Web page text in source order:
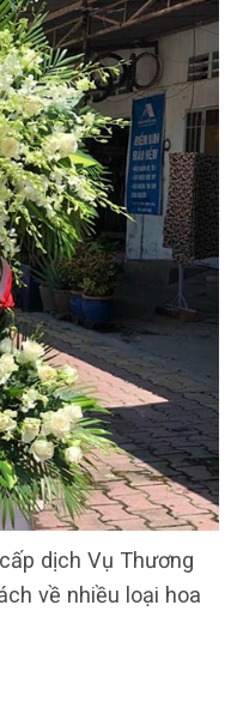
dịch Vụ Thương
về nhiều loại hoa